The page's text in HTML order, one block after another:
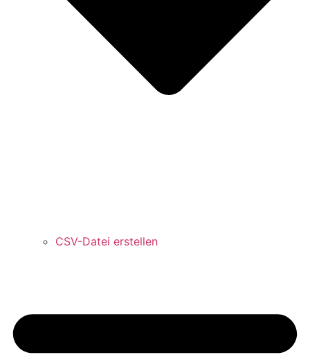
CSV-Datei erstellen